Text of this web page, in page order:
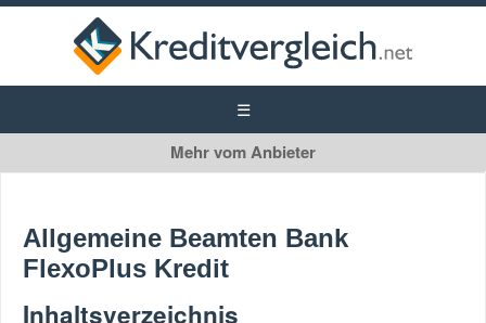
Allgemeine Beamten Bank
FlexoPlus Kredit
Inhaltsverzeichnis